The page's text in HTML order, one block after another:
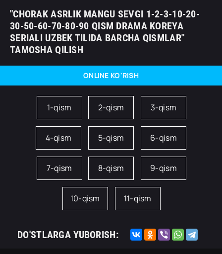
"CHORAK ASRLIK MANGU SEVGI 1-2-3-10-20-
30-50-60-70-80-90 QISM DRAMA KOREYA
SERIALI UZBEK TILIDA BARCHA QISMLAR"
TAMOSHA QILISH
ONLINE KO'RISH
1-qism 2-qism 3-qism
4-qism 5-qism 6-qism
7-qism 8-qism 9-qism
10-qism 11-qism
DO'STLARGA YUBORISH: